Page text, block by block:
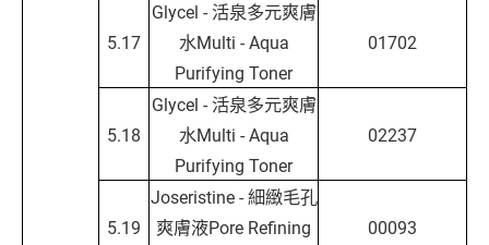
5.17
Glycel - 活泉多元爽膚
水Multi - Aqua
Purifying Toner
01702
5.18
Glycel - 活泉多元爽膚
水Multi - Aqua
Purifying Toner
02237
5.19
Joseristine - 細緻毛孔
爽膚液Pore Refining
00093